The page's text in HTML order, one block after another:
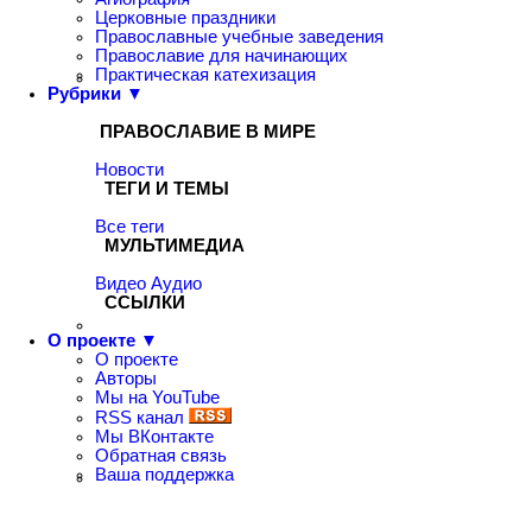
Церковные праздники
Православные учебные заведения
Православие для начинающих
Практическая катехизация
Рубрики ▼
ПРАВОСЛАВИЕ В МИРЕ
Новости
ТЕГИ И ТЕМЫ
Все теги
МУЛЬТИМЕДИА
Видео Аудио
ССЫЛКИ
О проекте ▼
О проекте
Авторы
Мы на YouTube
RSS канал
Мы ВКонтакте
Обратная связь
Ваша поддержка